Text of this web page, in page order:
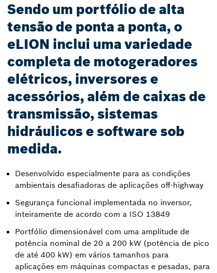
Sendo um portfólio de alta
tensão de ponta a ponta, o
eLION inclui uma variedade
completa de motogeradores
elétricos, inversores e
acessórios, além de caixas de
transmissão, sistemas
hidráulicos e software sob
medida.
Desenvolvido especialmente para as condições
ambientais desafiadoras de aplicações off-highway
Segurança funcional implementada no inversor,
inteiramente de acordo com a ISO 13849
Portfólio dimensionável com uma amplitude de
potência nominal de 20 a 200 kW (potência de pico
de até 400 kW) em vários tamanhos para
aplicações em máquinas compactas e pesadas, para